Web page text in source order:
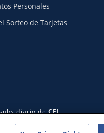
Personales
Sorteo de Tarjetas
deCFI
& © 2026 SeaWorld.